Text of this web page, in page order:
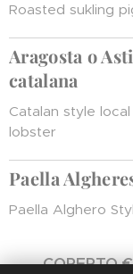
Roasted sukling
Aragosta o
catalana
Catalan style
lobster
Paella
Paella Alghero
COPERTO